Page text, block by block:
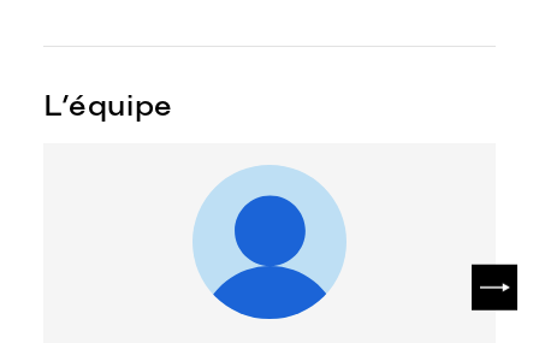
L’équipe